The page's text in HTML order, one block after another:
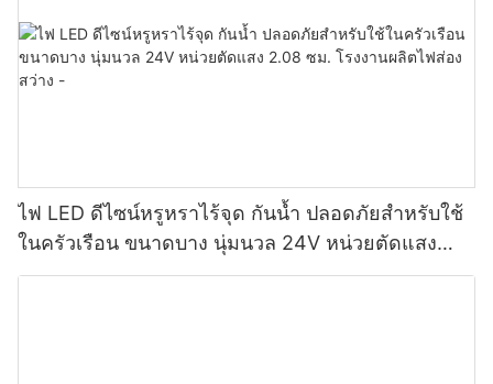
ไฟ LED ดีไซน์หรูหราไร้จุด กันน้ำ ปลอดภัยสำหรับใช้
ในครัวเรือน ขนาดบาง นุ่มนวล 24V หน่วยตัดแสง
2.08 ซม. โรงงานผลิตไฟส่องสว่าง -